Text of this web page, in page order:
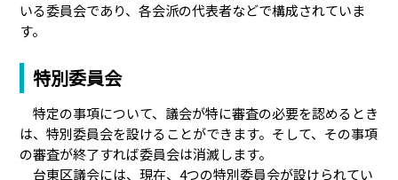
いる委員会であり、各会派の代表者などで構成されていま
す。
特別委員会
特定の事項について、議会が特に審査の必要を認めるとき
は、特別委員会を設けることができます。そして、その事項
の審査が終了すれば委員会は消滅します。
台東区議会には、現在、4つの特別委員会が設けられてい